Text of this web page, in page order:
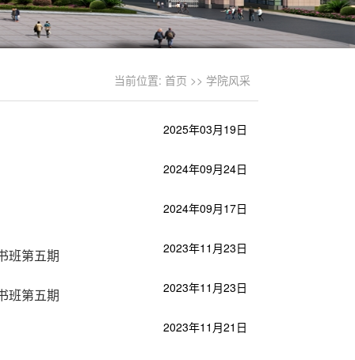
当前位置: 首页 >> 学院风采
2025年03月19日
2024年09月24日
2024年09月17日
班第五期 2023年11月23日
班第五期 2023年11月23日
2023年11月21日